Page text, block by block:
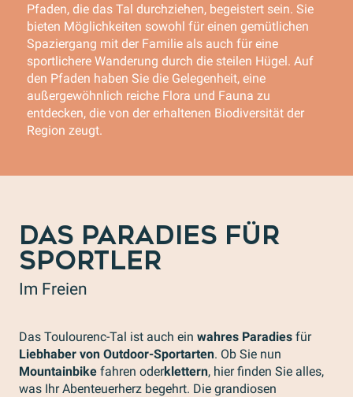
Pfaden, die das Tal durchziehen, begeistert sein. Sie
bieten Möglichkeiten sowohl für einen gemütlichen
Spaziergang mit der Familie als auch für eine
sportlichere Wanderung durch die steilen Hügel. Auf
den Pfaden haben Sie die Gelegenheit, eine
außergewöhnlich reiche Flora und Fauna zu
entdecken, die von der erhaltenen Biodiversität der
Region zeugt.
DAS PARADIES FÜR
SPORTLER
Im Freien
Das Toulourenc-Tal ist auch ein wahres Paradies für
Liebhaber von Outdoor-Sportarten. Ob Sie nun
Mountainbike fahren oderklettern, hier finden Sie alles,
was Ihr Abenteuerherz begehrt. Die grandiosen